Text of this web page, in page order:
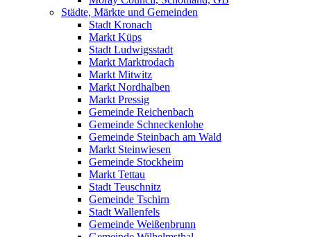
Städte, Märkte und Gemeinden
Stadt Kronach
Markt Küps
Stadt Ludwigsstadt
Markt Marktrodach
Markt Mitwitz
Markt Nordhalben
Markt Pressig
Gemeinde Reichenbach
Gemeinde Schneckenlohe
Gemeinde Steinbach am Wald
Markt Steinwiesen
Gemeinde Stockheim
Markt Tettau
Stadt Teuschnitz
Gemeinde Tschirn
Stadt Wallenfels
Gemeinde Weißenbrunn